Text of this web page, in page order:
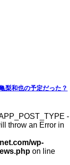
梨和也の予定だった？
-
throw an Error in
wp-
on line